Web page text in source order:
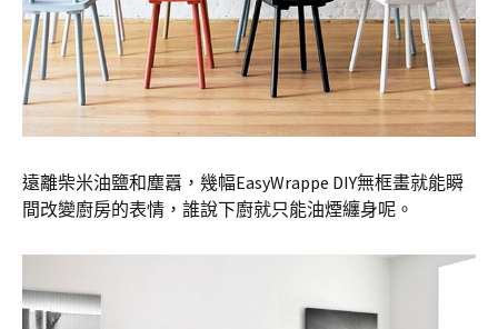
遠離柴米油鹽和塵囂，幾幅EasyWrappe DIY無框畫就能瞬
間改變廚房的表情，誰說下廚就只能油煙纏身呢。